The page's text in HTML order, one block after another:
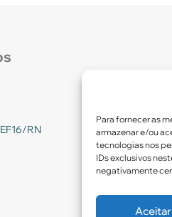
Para fornecer as
armazenar e/ou
tecnologias nos
IDs exclusivos
negativamente
Aceitar
RN